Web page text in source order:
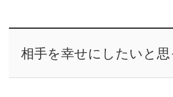
相手を幸せにしたいと思